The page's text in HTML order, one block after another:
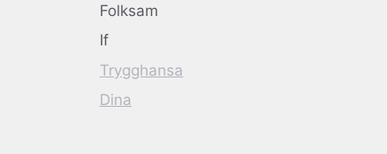
Folksam
If
Trygghansa
Dina